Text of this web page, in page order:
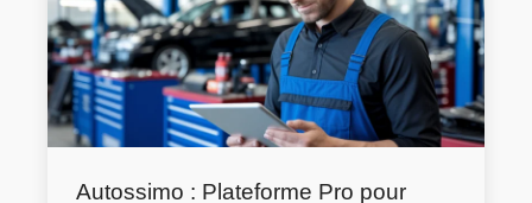
Autossimo : Plateforme Pro pour